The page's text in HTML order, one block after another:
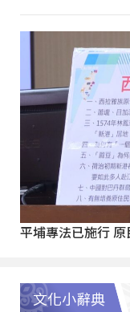
平埔專法已施行
文化小辭典